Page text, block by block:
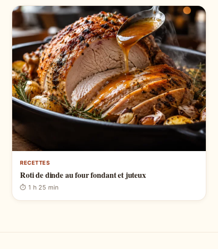
RECETTES
Roti de dinde au four fondant et juteux
⏱ 1 h 25 min